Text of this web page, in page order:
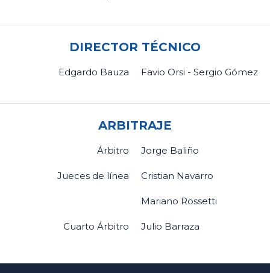
DIRECTOR TÉCNICO
Edgardo Bauza Favio Orsi - Sergio Gómez
ARBITRAJE
Árbitro Jorge Baliño
Jueces de línea Cristian Navarro
Mariano Rossetti
Cuarto Árbitro Julio Barraza